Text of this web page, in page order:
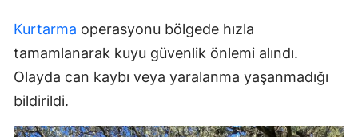
Kurtarma operasyonu bölgede hızla
tamamlanarak kuyu güvenlik önlemi alındı.
Olayda can kaybı veya yaralanma yaşanmadığı
bildirildi.